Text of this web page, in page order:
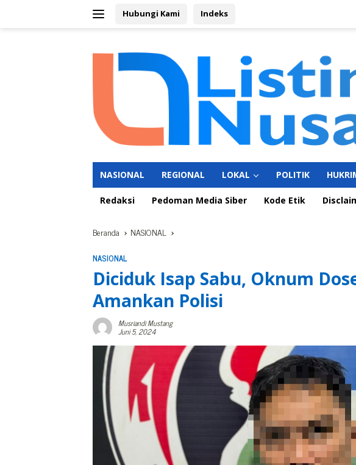
Hubungi Kami Indeks
NASIONAL REGIONAL LOKAL POLITIK
Redaksi Pedoman Media Siber Kode Etik
Beranda NASIONAL
NASIONAL
Diciduk Isap Sabu, Oknum
Amankan Polisi
Musriandi Mustang
Juni 5, 2024